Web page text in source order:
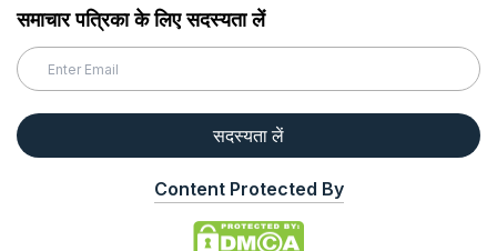
समाचार पत्रिका के लिए सदस्यता लें
सदस्यता लें
Content Protected By